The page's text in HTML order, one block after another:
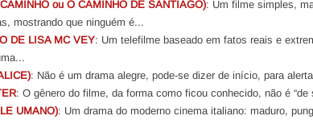
ou O CAMINHO DE SANTIAGO): Um filme simples,
mostrando que ninguém é...
DE LISA MC VEY: Um telefilme baseado em fatos reais e
: Não é um drama alegre, pode-se dizer de início, para
: O gênero do filme, da forma como ficou conhecido, não é “de
UMANO): Um drama do moderno cinema italiano: maduro,